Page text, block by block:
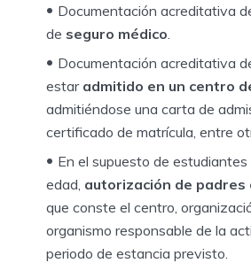
Documentación acreditativa
de seguro médico
Documentación acreditativa
estar admitido en un centro
admitiéndose una carta de
certificado de matrícula, entre
En el supuesto de
edad, autorización de padres
que conste el centro,
organismo responsable de la
periodo de estancia previsto.